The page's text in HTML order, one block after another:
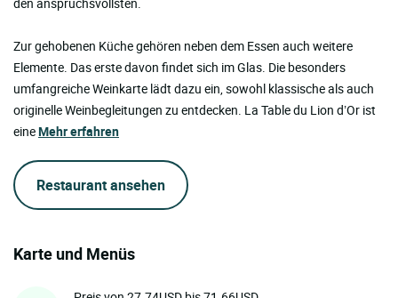
den anspruchsvollsten.
Zur gehobenen Küche gehören neben dem Essen auch weitere
Elemente. Das erste davon findet sich im Glas. Die besonders
umfangreiche Weinkarte lädt dazu ein, sowohl klassische als auch
originelle Weinbegleitungen zu entdecken. La Table du Lion d’Or ist
eineMehr erfahren
Restaurant ansehen
Karte und Menüs